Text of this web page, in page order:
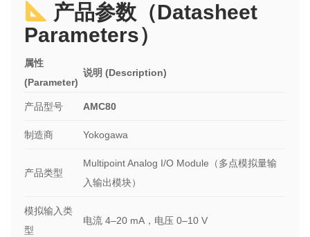
产品参数（Datasheet
Parameters）
属性
(Parameter)
说明 (Description)
产品型号 AMC80
制造商 Yokogawa
产品类型
Multipoint Analog I/O Module（多点模拟量输
入输出模块）
模拟输入类
型
电流 4–20 mA，电压 0–10 V